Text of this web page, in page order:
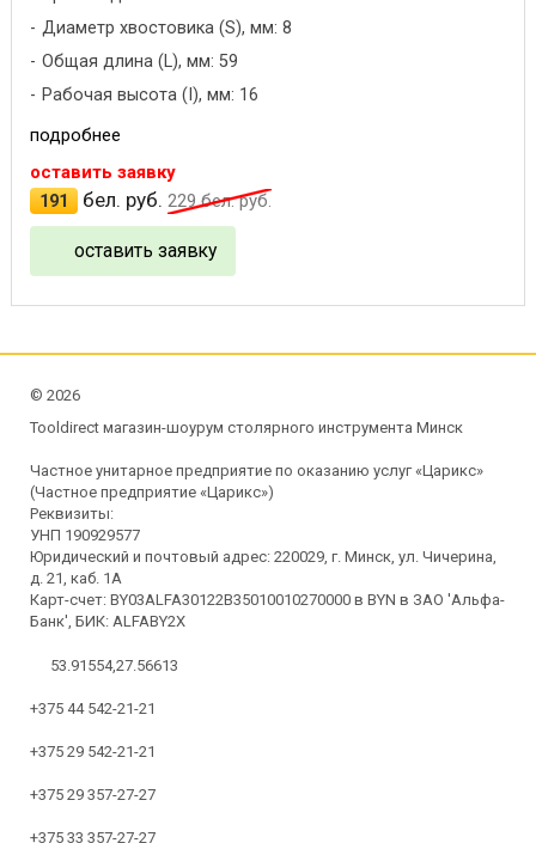
Диаметр хвостовика (S), мм: 8
Общая длина (L), мм: 59
Рабочая высота (I), мм: 16
подробнее
оставить заявку
191
бел. руб. 229бел. руб.
оставить заявку
© 2026
Tooldirect магазин-шоурум столярного инструмента Минск
Частное унитарное предприятие по оказанию услуг «Царикс»
(Частное предприятие «Царикс»)
Реквизиты:
УНП 190929577
Юридический и почтовый адрес: 220029, г. Минск, ул. Чичерина,
д. 21, каб. 1А
Карт-счет: BY03ALFA30122B35010010270000 в BYN в ЗАО 'Альфа-
Банк', БИК: ALFABY2X
53.91554,27.56613
+375 44 542-21-21
+375 29 542-21-21
+375 29 357-27-27
+375 33 357-27-27